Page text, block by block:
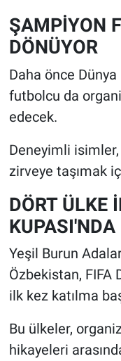
ŞAMPİYON
DÖNÜYOR
Daha önce
futbolcu da
edecek.
Deneyimli
zirveye taşımak
DÖRT ÜLKE
KUPASI'NDA
Yeşil Burun
Özbekistan, FIFA
ilk kez katılma
Bu ülkeler,
hikayeleri